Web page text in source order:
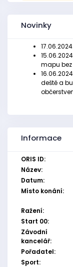
Novinky
mapu
deště a
Informace
ORIS ID:
Název:
Datum:
Místo konání:
Ražení:
Start 00:
Závodní
kancelář:
Pořadatel:
Sport: